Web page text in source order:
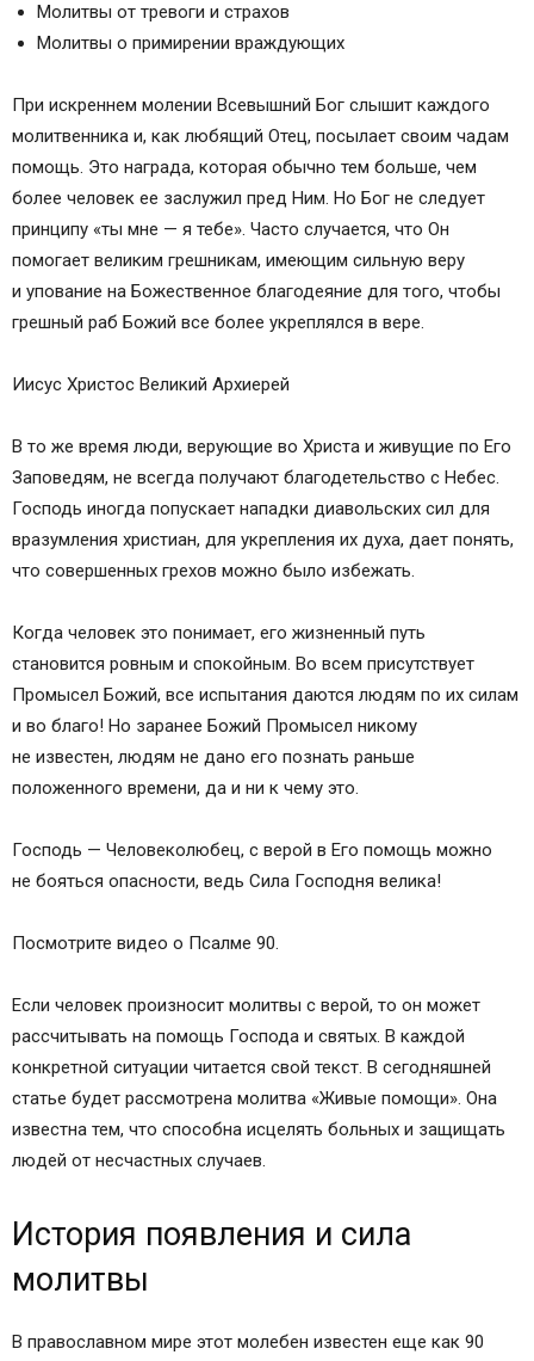
Молитвы от тревоги и страхов
Молитвы о примирении враждующих
При искреннем молении Всевышний Бог слышит каждого
молитвенника и, как любящий Отец, посылает своим чадам
помощь. Это награда, которая обычно тем больше, чем
более человек ее заслужил пред Ним. Но Бог не следует
принципу «ты мне — я тебе». Часто случается, что Он
помогает великим грешникам, имеющим сильную веру
и упование на Божественное благодеяние для того, чтобы
грешный раб Божий все более укреплялся в вере.
Иисус Христос Великий Архиерей
В то же время люди, верующие во Христа и живущие по Его
Заповедям, не всегда получают благодетельство с Небес.
Господь иногда попускает нападки диавольских сил для
вразумления христиан, для укрепления их духа, дает понять,
что совершенных грехов можно было избежать.
Когда человек это понимает, его жизненный путь
становится ровным и спокойным. Во всем присутствует
Промысел Божий, все испытания даются людям по их силам
и во благо! Но заранее Божий Промысел никому
не известен, людям не дано его познать раньше
положенного времени, да и ни к чему это.
Господь — Человеколюбец, с верой в Его помощь можно
не бояться опасности, ведь Сила Господня велика!
Посмотрите видео о Псалме 90.
Если человек произносит молитвы с верой, то он может
рассчитывать на помощь Господа и святых. В каждой
конкретной ситуации читается свой текст. В сегодняшней
статье будет рассмотрена молитва «Живые помощи». Она
известна тем, что способна исцелять больных и защищать
людей от несчастных случаев.
История появления и сила
молитвы
В православном мире этот молебен известен еще как 90